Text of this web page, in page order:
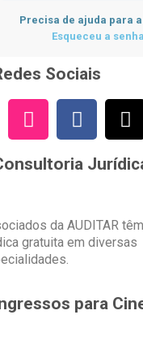
Precisa de ajuda para
Esqueceu a
Sociais
da AUDITAR
gratuita em diversas
para